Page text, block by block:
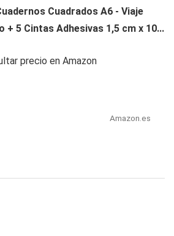
Cuadrados A6 - Viaje
+ 5 Cintas Adhesivas 1,5 cm x 10...
precio en Amazon
Amazon.es